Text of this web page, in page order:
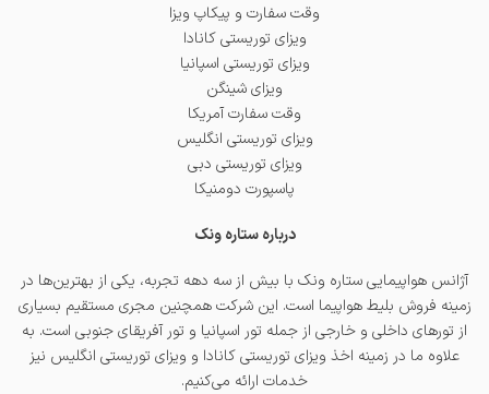
وقت سفارت و پیکاپ ویزا
ویزای توریستی کانادا
ویزای توریستی اسپانیا
ویزای شینگن
وقت سفارت آمریکا
ویزای توریستی انگلیس
ویزای توریستی دبی
پاسپورت دومنیکا
درباره ستاره ونک
آژانس هواپیمایی ستاره ونک با بیش از سه دهه تجربه، یکی از بهترین‌ها در
زمینه فروش بلیط هواپیما است. این شرکت همچنین مجری مستقیم بسیاری
از تورهای داخلی و خارجی از جمله تور اسپانیا و تور آفریقای جنوبی است. به
علاوه ما در زمینه اخذ ویزای توریستی کانادا و ویزای توریستی انگلیس نیز
خدمات ارائه می‌کنیم.